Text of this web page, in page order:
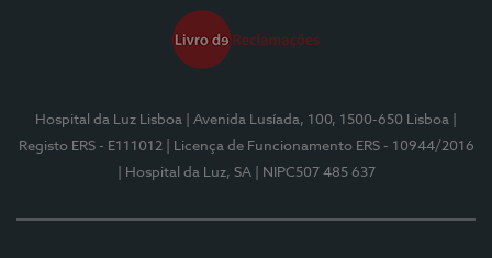
Hospital da Luz Lisboa | Avenida Lusíada, 100, 1500-650 Lisboa
Registo ERS - E111012
| Licença de Funcionamento ERS - 10944/2016
| Hospital da Luz, SA
| NIPC507 485 637